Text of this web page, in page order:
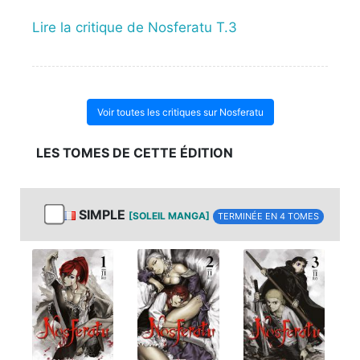
Lire la critique de Nosferatu T.3
Voir toutes les critiques sur Nosferatu
LES TOMES DE CETTE ÉDITION
SIMPLE [SOLEIL MANGA] TERMINÉE EN 4 TOMES